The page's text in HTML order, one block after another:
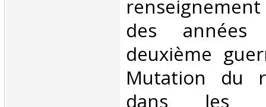
des
deuxième
Mutation du
dans les